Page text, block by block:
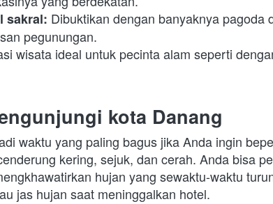
sakral: Dibuktikan dengan banyaknya pagoda
pegunungan.
kota Danang
waktu yang paling bagus jika Anda ingin
kering, sejuk, dan cerah. Anda bisa
hujan yang sewaktu-waktu
jas hujan saat meninggalkan hotel.